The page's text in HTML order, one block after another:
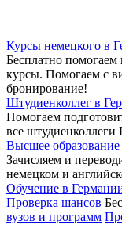
Курсы немецкого в
Бесплатно помогаем
курсы. Помогаем с
бронирование!
Штудиенколлег в
Помогаем
все штудиенколлеги
Высшее
Зачисляем и
немецком и
Обучение в
Проверка шансов
вузов и программ